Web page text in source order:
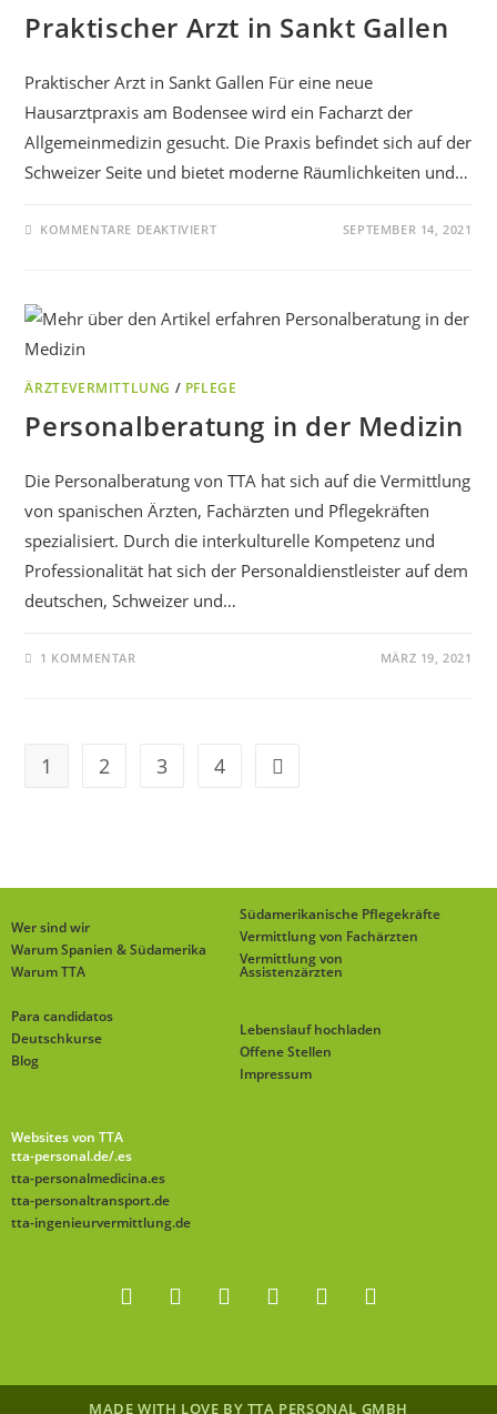
Praktischer Arzt in Sankt Gallen
Praktischer Arzt in Sankt Gallen Für eine neue
Hausarztpraxis am Bodensee wird ein Facharzt der
Allgemeinmedizin gesucht. Die Praxis befindet sich auf der
Schweizer Seite und bietet moderne Räumlichkeiten und…
KOMMENTARE DEAKTIVIERT SEPTEMBER 14, 2021
ÄRZTEVERMITTLUNG / PFLEGE
Personalberatung in der Medizin
Die Personalberatung von TTA hat sich auf die Vermittlung
von spanischen Ärzten, Fachärzten und Pflegekräften
spezialisiert. Durch die interkulturelle Kompetenz und
Professionalität hat sich der Personaldienstleister auf dem
deutschen, Schweizer und…
1 KOMMENTAR MÄRZ 19, 2021
1 2 3 4
Wer sind wir
Warum Spanien & Südamerika
Warum TTA
Südamerikanische Pflegekräfte
Vermittlung von Fachärzten
Vermittlung von
Assistenzärzten
Para candidatos
Deutschkurse
Blog
Lebenslauf hochladen
Offene Stellen
Impressum
Websites von TTA
tta-personal.de/.es
tta-personalmedicina.es
tta-personaltransport.de
tta-ingenieurvermittlung.de
MADE WITH LOVE BY TTA PERSONAL GMBH